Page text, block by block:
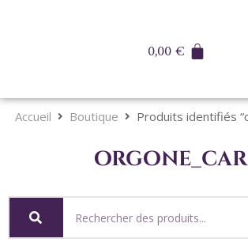
0,00€
Accueil Boutique Produits identifiés